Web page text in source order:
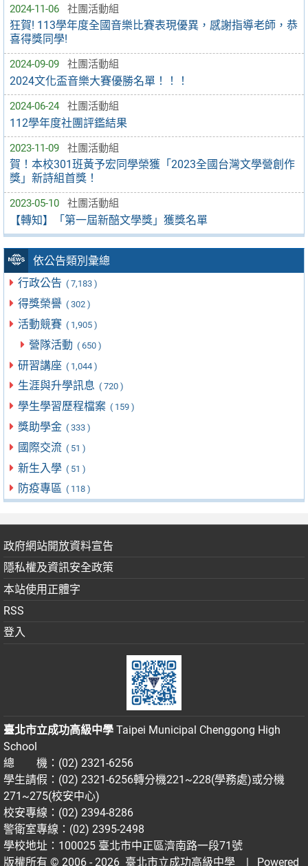
2024-11-06 社團活動組
狂賀! 113學年度全國音樂比賽表現優異，感謝指導老師，恭
喜得獎同學!
2024-09-09 社團活動組
2024文化盃音樂大賽優勝名單！！！
2024-06-24 社團活動組
112學年度社團評鑑結果
2023-11-09 社團活動組
賀！本校301班黃予宏同學榮獲「2023全國台灣文學營創作
獎」新詩組首獎！
2023-05-10 社團活動組
【轉知】「第一屆新醅文學獎」獲獎名單
依公告類別彙總
行政公告 ( 7,183 )
得獎榮譽 ( 302 )
活動競賽 ( 1,905 )
營隊活動 ( 650 )
研習講座 ( 1,044 )
生涯與升學訊息 ( 720 )
學生學習歷程檔案 ( 159 )
獎助學金 ( 333 )
國際交流 ( 51 )
新生入學 ( 51 )
防疫專區 ( 118 )
政府網站開放資料宣告
隱私權及資訊安全政策
本站使用正體字
RSS
登入
臺北市立成功高級中學 Taipei Municipal Chenggong High
School
總 機：(02) 2321-6256
學生請假：(02) 2321-6256轉分機221~228(學務處)或分機
271~275(校安中心)
校安專線：(02) 2394-8286
警衛室專線：(02) 2395-2498
學校地址：100025 臺北市中正區濟南路一段71號
版權所有 © 2006 - 2026 臺北市立成功高級中學 | Powered